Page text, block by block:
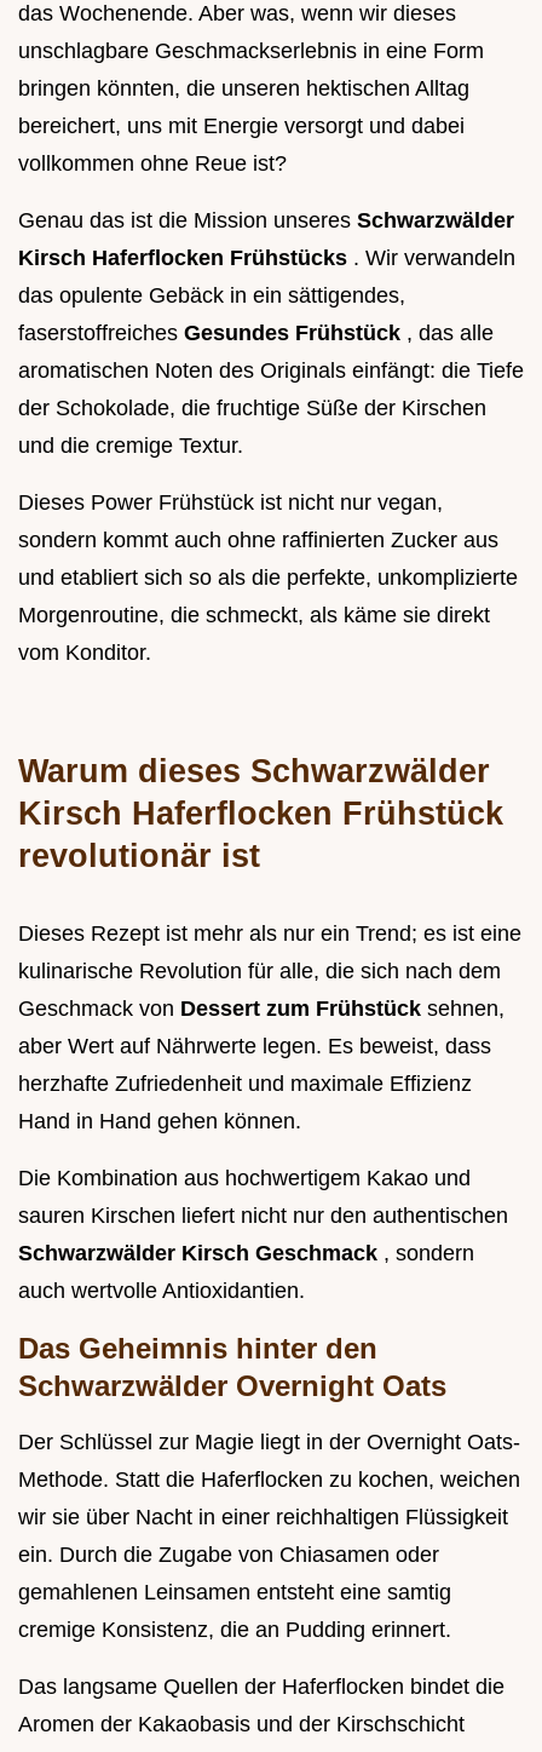
das Wochenende. Aber was, wenn wir dieses
unschlagbare Geschmackserlebnis in eine Form
bringen könnten, die unseren hektischen Alltag
bereichert, uns mit Energie versorgt und dabei
vollkommen ohne Reue ist?
Genau das ist die Mission unseres Schwarzwälder
Kirsch Haferflocken Frühstücks . Wir verwandeln
das opulente Gebäck in ein sättigendes,
faserstoffreiches Gesundes Frühstück , das alle
aromatischen Noten des Originals einfängt: die Tiefe
der Schokolade, die fruchtige Süße der Kirschen
und die cremige Textur.
Dieses Power Frühstück ist nicht nur vegan,
sondern kommt auch ohne raffinierten Zucker aus
und etabliert sich so als die perfekte, unkomplizierte
Morgenroutine, die schmeckt, als käme sie direkt
vom Konditor.
Warum dieses Schwarzwälder
Kirsch Haferflocken Frühstück
revolutionär ist
Dieses Rezept ist mehr als nur ein Trend; es ist eine
kulinarische Revolution für alle, die sich nach dem
Geschmack von Dessert zum Frühstück sehnen,
aber Wert auf Nährwerte legen. Es beweist, dass
herzhafte Zufriedenheit und maximale Effizienz
Hand in Hand gehen können.
Die Kombination aus hochwertigem Kakao und
sauren Kirschen liefert nicht nur den authentischen
Schwarzwälder Kirsch Geschmack , sondern
auch wertvolle Antioxidantien.
Das Geheimnis hinter den
Schwarzwälder Overnight Oats
Der Schlüssel zur Magie liegt in der Overnight Oats-
Methode. Statt die Haferflocken zu kochen, weichen
wir sie über Nacht in einer reichhaltigen Flüssigkeit
ein. Durch die Zugabe von Chiasamen oder
gemahlenen Leinsamen entsteht eine samtig
cremige Konsistenz, die an Pudding erinnert.
Das langsame Quellen der Haferflocken bindet die
Aromen der Kakaobasis und der Kirschschicht